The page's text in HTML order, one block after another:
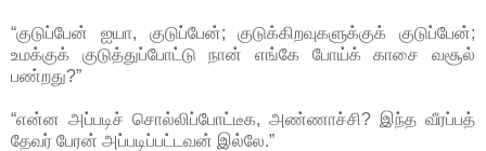
“குடுப்பேன் ஐயா, குடுப்பேன்; குடுக்கிறவுகளுக்குக் குடுப்பேன்;
உமக்குக் குடுத்துப்போட்டு நான் எங்கே போய்க் காசை வசூல்
பண்றது?”
“என்ன அப்படிச் சொல்லிப்போட்டீக, அண்ணாச்சி? இந்த வீரப்பத்
தேவர் பேரன் அப்படிப்பட்டவன் இல்லே.”